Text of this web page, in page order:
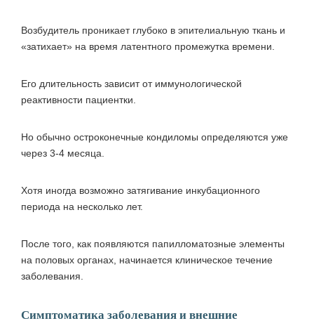
Возбудитель проникает глубоко в эпителиальную ткань и
«затихает» на время латентного промежутка времени.
Его длительность зависит от иммунологической
реактивности пациентки.
Но обычно остроконечные кондиломы определяются уже
через 3-4 месяца.
Хотя иногда возможно затягивание инкубационного
периода на несколько лет.
После того, как появляются папилломатозные элементы
на половых органах, начинается клиническое течение
заболевания.
Симптоматика заболевания и внешние